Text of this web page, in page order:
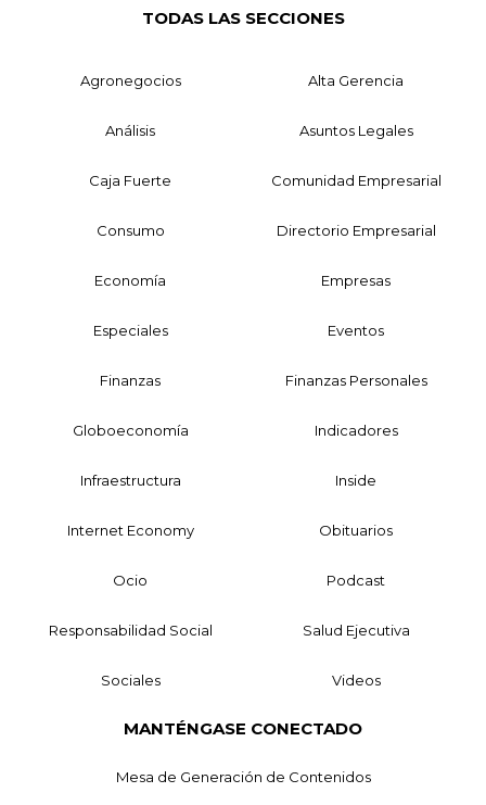
TODAS LAS SECCIONES
Agronegocios Alta Gerencia
Análisis Asuntos Legales
Caja Fuerte Comunidad Empresarial
Consumo Directorio Empresarial
Economía Empresas
Especiales Eventos
Finanzas Finanzas Personales
Globoeconomía Indicadores
Infraestructura Inside
Internet Economy Obituarios
Ocio Podcast
Responsabilidad Social Salud Ejecutiva
Sociales Videos
MANTÉNGASE CONECTADO
Mesa de Generación de Contenidos